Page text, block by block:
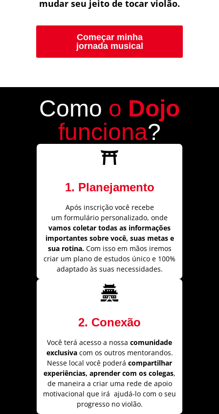
mudar seu jeito de tocar violão.
Começar minha
jornada musical
Como o Dojo
funciona?
1. Planejamento
Após inscrição você recebe
um formulário personalizado, onde
vamos coletar todas as informações
importantes sobre você, suas metas e
sua rotina.Com isso em mãos iremos
criar um plano de estudos único e 100%
adaptado às suas necessidades.
2. Conexão
Você terá acesso a nossa comunidade
exclusivacom os outros mentorandos.
Nesse local você poderá compartilhar
experiências, aprender com os colegas,
de maneira a criar uma rede de apoio
motivacional que irá ajudá-lo com o seu
progresso no violão.